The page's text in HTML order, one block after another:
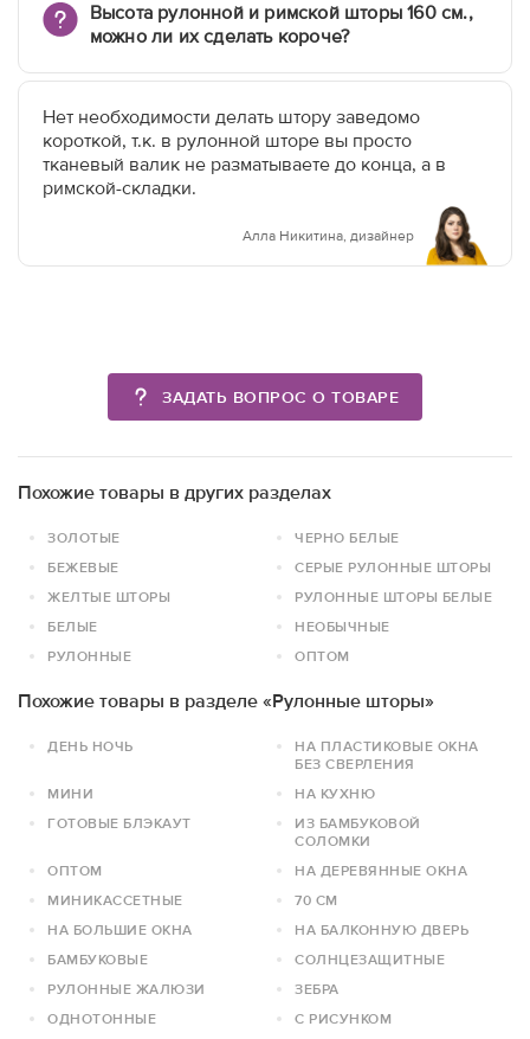
Высота рулонной и римской шторы 160 см.,
можно ли их сделать короче?
Нет необходимости делать штору заведомо
короткой, т.к. в рулонной шторе вы просто
тканевый валик не разматываете до конца, а в
римской-складки.
Алла Никитина, дизайнер
ЗАДАТЬ ВОПРОС О ТОВАРЕ
Похожие товары в других разделах
ЗОЛОТЫЕ
ЧЕРНО БЕЛЫЕ
БЕЖЕВЫЕ
СЕРЫЕ РУЛОННЫЕ ШТОРЫ
ЖЕЛТЫЕ ШТОРЫ
РУЛОННЫЕ ШТОРЫ БЕЛЫЕ
БЕЛЫЕ
НЕОБЫЧНЫЕ
РУЛОННЫЕ
ОПТОМ
Похожие товары в разделе «Рулонные шторы»
ДЕНЬ НОЧЬ
НА ПЛАСТИКОВЫЕ ОКНА
БЕЗ СВЕРЛЕНИЯ
МИНИ
НА КУХНЮ
ГОТОВЫЕ БЛЭКАУТ
ИЗ БАМБУКОВОЙ
СОЛОМКИ
ОПТОМ
НА ДЕРЕВЯННЫЕ ОКНА
МИНИКАССЕТНЫЕ
70 СМ
НА БОЛЬШИЕ ОКНА
НА БАЛКОННУЮ ДВЕРЬ
БАМБУКОВЫЕ
СОЛНЦЕЗАЩИТНЫЕ
РУЛОННЫЕ ЖАЛЮЗИ
ЗЕБРА
ОДНОТОННЫЕ
С РИСУНКОМ